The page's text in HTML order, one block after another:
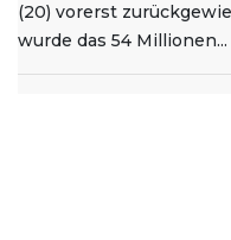
(20) vorerst
wurde das 54 Millionen...